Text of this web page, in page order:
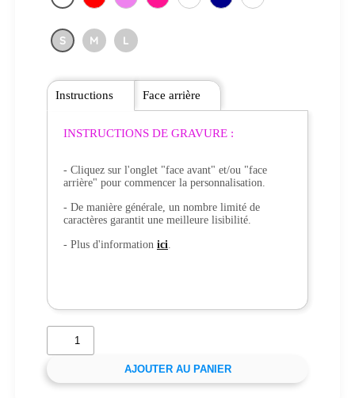
S M L
Instructions
INSTRUCTIONS DE GRAVURE :
- Cliquez sur l'onglet "face avant" et/ou "face
arrière" pour commencer la personnalisation.
- De manière générale, un nombre limité de
caractères garantit une meilleure lisibilité.
- Plus d'information ici.
Face arrière
AJOUTER AU PANIER